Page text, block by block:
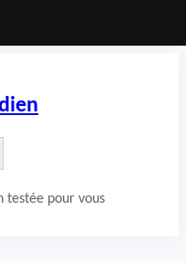
testée pour vous